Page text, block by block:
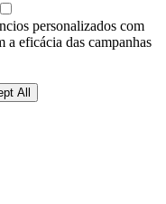
personalizados com
a eficácia das campanhas
All